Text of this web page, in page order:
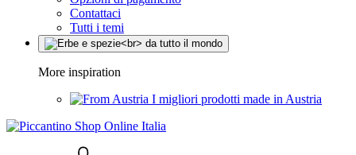
Contattaci
Tutti i temi
More inspiration
I migliori prodotti made in Austria